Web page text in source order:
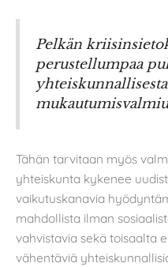
Pelkän
perustellumpaa
yhteiskunnallisesta
Tähän tarvitaan myös
yhteiskunta kykenee
vaikutuskanavia
mahdollista ilman
vahvistavia sekä toisaalta
vähentäviä